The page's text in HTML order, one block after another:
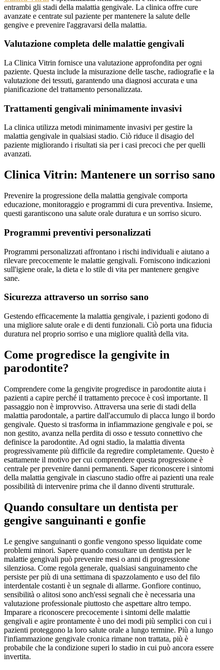
entrambi gli stadi della malattia gengivale. La clinica offre cure
avanzate e centrate sul paziente per mantenere la salute delle
gengive e prevenire l'aggravarsi della malattia.
Valutazione completa delle malattie gengivali
La Clinica Vitrin fornisce una valutazione approfondita per ogni
paziente. Questa include la misurazione delle tasche, radiografie e la
valutazione dei tessuti, garantendo una diagnosi accurata e una
pianificazione del trattamento personalizzata.
Trattamenti gengivali minimamente invasivi
La clinica utilizza metodi minimamente invasivi per gestire la
malattia gengivale in qualsiasi stadio. Ciò riduce il disagio del
paziente migliorando i risultati sia per i casi precoci che per quelli
avanzati.
Clinica Vitrin: Mantenere un sorriso sano
Prevenire la progressione della malattia gengivale comporta
educazione, monitoraggio e programmi di cura preventiva. Insieme,
questi garantiscono una salute orale duratura e un sorriso sicuro.
Programmi preventivi personalizzati
Programmi personalizzati affrontano i rischi individuali e aiutano a
rilevare precocemente le malattie gengivali. Forniscono indicazioni
sull'igiene orale, la dieta e lo stile di vita per mantenere gengive
sane.
Sicurezza attraverso un sorriso sano
Gestendo efficacemente la malattia gengivale, i pazienti godono di
una migliore salute orale e di denti funzionali. Ciò porta una fiducia
duratura nel proprio sorriso e una migliore qualità della vita.
Come progredisce la gengivite in
parodontite?
Comprendere come la gengivite progredisce in parodontite aiuta i
pazienti a capire perché il trattamento precoce è così importante. Il
passaggio non è improvviso. Attraversa una serie di stadi della
malattia parodontale, a partire dall'accumulo di placca lungo il bordo
gengivale. Questo si trasforma in infiammazione gengivale e poi, se
non gestito, avanza nella perdita di osso e tessuto connettivo che
definisce la parodontite. Ad ogni stadio, la malattia diventa
progressivamente più difficile da regredire completamente. Questo è
esattamente il motivo per cui comprendere questa progressione è
centrale per prevenire danni permanenti. Saper riconoscere i sintomi
della malattia gengivale in ciascuno stadio offre ai pazienti una reale
possibilità di intervenire prima che il danno diventi strutturale.
Quando consultare un dentista per
gengive sanguinanti e gonfie
Le gengive sanguinanti o gonfie vengono spesso liquidate come
problemi minori. Sapere quando consultare un dentista per le
malattie gengivali può prevenire mesi o anni di progressione
silenziosa. Come regola generale, qualsiasi sanguinamento che
persiste per più di una settimana di spazzolamento e uso del filo
interdentale costanti è un segnale di allarme. Gonfiore continuo,
sensibilità o alitosi sono anch'essi segnali che è necessaria una
valutazione professionale piuttosto che aspettare altro tempo.
Imparare a riconoscere precocemente i sintomi delle malattie
gengivali e agire prontamente è uno dei modi più semplici con cui i
pazienti proteggono la loro salute orale a lungo termine. Più a lungo
l'infiammazione gengivale cronica rimane non trattata, più è
probabile che la condizione superi lo stadio in cui può ancora essere
invertita.